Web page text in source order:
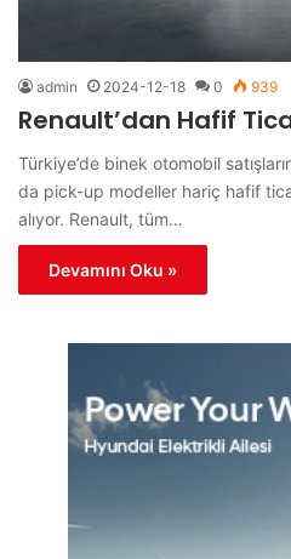
admin 2024-12-18 0 939
Renault’dan Hafif
Türkiye’de binek otomobil
da pick-up modeller hariç hafif
alıyor. Renault, tüm…
Devamını Oku »